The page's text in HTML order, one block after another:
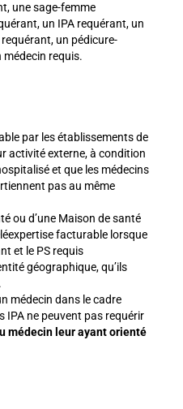
une sage-femme
un IPA requérant, un
, un pédicure-
médecin requis.
par les établissements de
activité externe, à condition
et que les médecins
pas au même
ou d’une Maison de santé
facturable lorsque
et le PS requis
géographique, qu’ils
médecin dans le cadre
IPA ne peuvent pas requérir
médecin leur ayant orienté